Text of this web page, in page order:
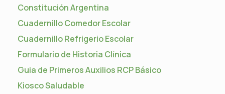
Constitución Argentina
Cuadernillo Comedor Escolar
Cuadernillo Refrigerio Escolar
Formulario de Historia Clínica
Guia de Primeros Auxilios RCP Básico
Kiosco Saludable